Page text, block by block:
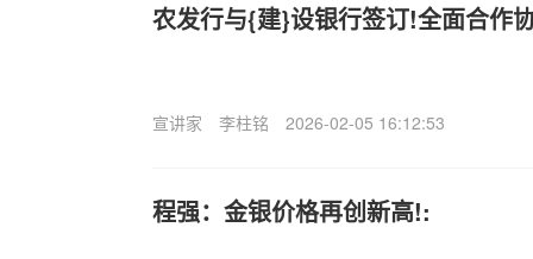
农发行与{建}设银行签订!全面合作
宣讲家 李柱铭 2026-02-05 16:12:53
程强：金银价格再创新高!: